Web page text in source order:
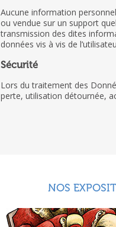
Aucune information
ou vendue sur un support
transmission des dites
données vis à vis de
Sécurité
Lors du traitement des
perte, utilisation détournée,
NOS